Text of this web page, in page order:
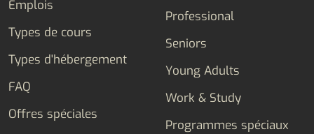
Emplois
Types de cours
Types d'hébergement
FAQ
Offres spéciales
Professional
Seniors
Young Adults
Work & Study
Programmes spéciaux